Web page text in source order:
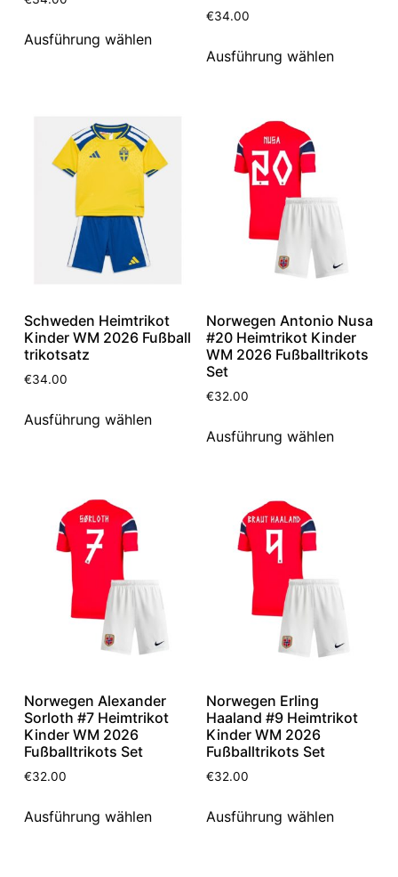
Ausführung wählen
€34.00
Ausführung wählen
Schweden Heimtrikot
Kinder WM 2026 Fußball
trikotsatz
€34.00
Ausführung wählen
Norwegen Antonio Nusa
#20 Heimtrikot Kinder
WM 2026 Fußballtrikots
Set
€32.00
Ausführung wählen
Norwegen Alexander
Sorloth #7 Heimtrikot
Kinder WM 2026
Fußballtrikots Set
€32.00
Ausführung wählen
Norwegen Erling
Haaland #9 Heimtrikot
Kinder WM 2026
Fußballtrikots Set
€32.00
Ausführung wählen